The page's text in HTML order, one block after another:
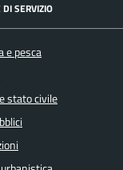
DI SERVIZIO
e pesca
stato civile